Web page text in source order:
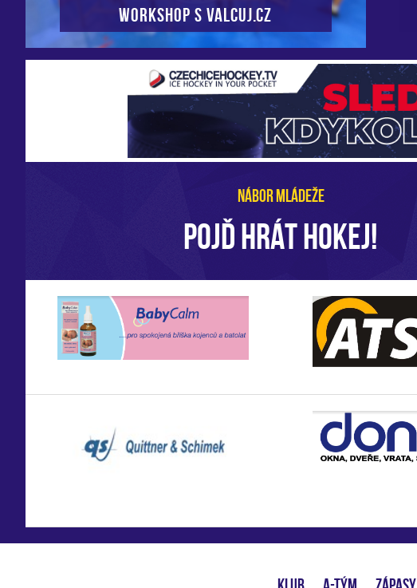
Workshop s VALCUJ.CZ
NÁBOR MLÁDEŽE
POJĎ HRÁT HOKEJ!